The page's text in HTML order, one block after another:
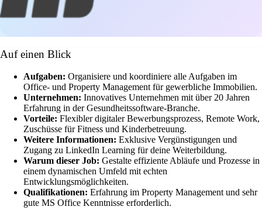
Auf einen Blick
Aufgaben: Organisiere und koordiniere alle Aufgaben im
Office- und Property Management für gewerbliche Immobilien.
Unternehmen: Innovatives Unternehmen mit über 20 Jahren
Erfahrung in der Gesundheitssoftware-Branche.
Vorteile: Flexibler digitaler Bewerbungsprozess, Remote Work,
Zuschüsse für Fitness und Kinderbetreuung.
Weitere Informationen: Exklusive Vergünstigungen und
Zugang zu LinkedIn Learning für deine Weiterbildung.
Warum dieser Job: Gestalte effiziente Abläufe und Prozesse in
einem dynamischen Umfeld mit echten
Entwicklungsmöglichkeiten.
Qualifikationen: Erfahrung im Property Management und sehr
gute MS Office Kenntnisse erforderlich.